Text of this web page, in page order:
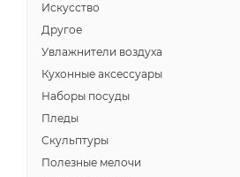
Искусство
Другое
Увлажнители воздуха
Кухонные аксессуары
Наборы посуды
Пледы
Скульптуры
Полезные мелочи